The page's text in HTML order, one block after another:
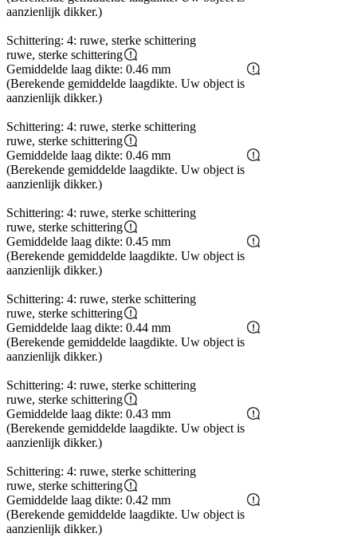
aanzienlijk dikker.)
Schittering: 4: ruwe, sterke schittering
ruwe, sterke schittering
Gemiddelde laag dikte: 0.46 mm
(Berekende gemiddelde laagdikte. Uw object is
aanzienlijk dikker.)
Schittering: 4: ruwe, sterke schittering
ruwe, sterke schittering
Gemiddelde laag dikte: 0.46 mm
(Berekende gemiddelde laagdikte. Uw object is
aanzienlijk dikker.)
Schittering: 4: ruwe, sterke schittering
ruwe, sterke schittering
Gemiddelde laag dikte: 0.45 mm
(Berekende gemiddelde laagdikte. Uw object is
aanzienlijk dikker.)
Schittering: 4: ruwe, sterke schittering
ruwe, sterke schittering
Gemiddelde laag dikte: 0.44 mm
(Berekende gemiddelde laagdikte. Uw object is
aanzienlijk dikker.)
Schittering: 4: ruwe, sterke schittering
ruwe, sterke schittering
Gemiddelde laag dikte: 0.43 mm
(Berekende gemiddelde laagdikte. Uw object is
aanzienlijk dikker.)
Schittering: 4: ruwe, sterke schittering
ruwe, sterke schittering
Gemiddelde laag dikte: 0.42 mm
(Berekende gemiddelde laagdikte. Uw object is
aanzienlijk dikker.)